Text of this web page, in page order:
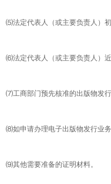
⑸法定代表人（或主要负责人）
⑹法定代表人（或主要负责人）近
⑺工商部门预先核准的出版物发
⑻如申请办理电子出版物发行业
⑼其他需要准备的证明材料。